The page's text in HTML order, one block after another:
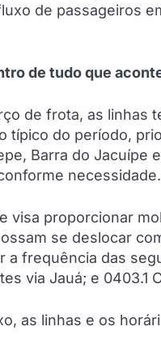
de passageiros
de tudo que
de frota, as linhas
típico do período,
Barra do Jacuípe
necessidade.
visa proporcionar
se deslocar
a frequência das
via Jauá; e 0403.1
as linhas e os